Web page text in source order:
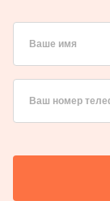
Ваше имя
Ваш номер